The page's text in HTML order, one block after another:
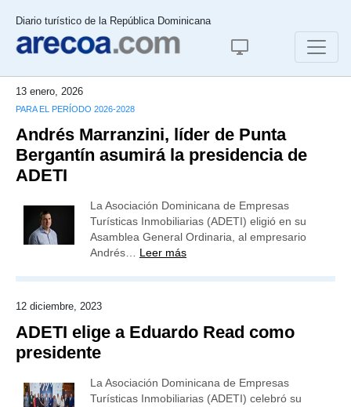
Diario turístico de la República Dominicana
13 enero, 2026
PARA EL PERÍODO 2026-2028
Andrés Marranzini, líder de Punta
Bergantín asumirá la presidencia de
ADETI
La Asociación Dominicana de Empresas
Turísticas Inmobiliarias (ADETI) eligió en su
Asamblea General Ordinaria, al empresario
Andrés… Leer más
12 diciembre, 2023
ADETI elige a Eduardo Read como
presidente
La Asociación Dominicana de Empresas
Turísticas Inmobiliarias (ADETI) celebró su